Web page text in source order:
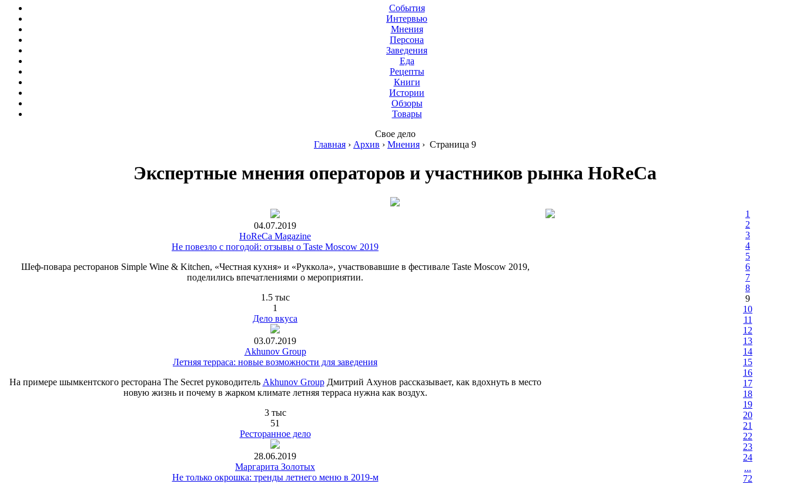
События
Интервью
Мнения
Персона
Заведения
Еда
Рецепты
Книги
Истории
Обзоры
Товары
Свое дело
Главная › Архив › Мнения › Страница 9
Экспертные мнения операторов и участников рынка HoReCa
04.07.2019
HoReCa Magazine
Не повезло с погодой: отзывы о Taste Moscow 2019
Шеф-повара ресторанов Simple Wine & Kitchen, «Честная кухня» и «Руккола», участвовавшие в фестивале Taste Moscow 2019,
поделились впечатлениями о мероприятии.
1.5 тыс
1
Дело вкуса
03.07.2019
Akhunov Group
Летняя терраса: новые возможности для заведения
На примере шымкентского ресторана The Secret руководитель Akhunov GroupДмитрий Ахунов рассказывает, как вдохнуть в место
новую жизнь и почему в жарком климате летняя терраса нужна как воздух.
3 тыс
51
Ресторанное дело
28.06.2019
Маргарита Золотых
Не только окрошка: тренды летнего меню в 2019-м
1
2
3
4
5
6
7
8
9
10
11
12
13
14
15
16
17
18
19
20
21
22
23
24
...
72